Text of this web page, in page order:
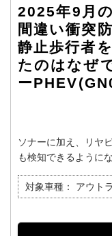
2025年9月
間違い衝突
静止歩行者
たのはなぜ
ー
ソナーに加え、リヤ
も検知できるように
対象車種： アウト